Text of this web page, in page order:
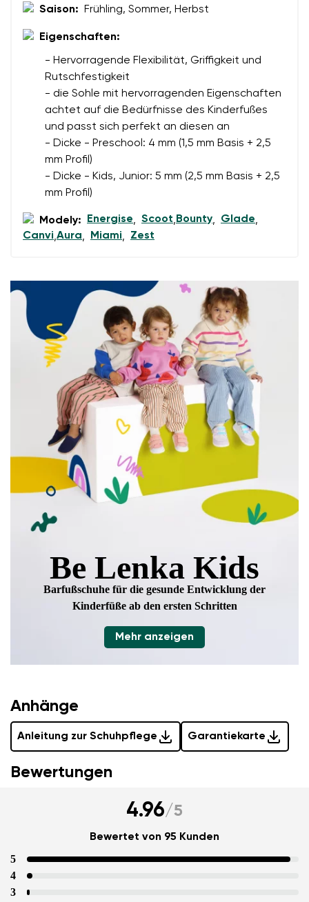
Lieferland auswählen
Sprache auswählen
Bestätigen
Saison: Frühling, Sommer, Herbst
Eigenschaften:
- Hervorragende Flexibilität, Griffigkeit und
Rutschfestigkeit
- die Sohle mit hervorragenden Eigenschaften
achtet auf die Bedürfnisse des Kinderfußes
und passt sich perfekt an diesen an
- Dicke - Preschool: 4 mm (1,5 mm Basis + 2,5
mm Profil)
- Dicke - Kids, Junior: 5 mm (2,5 mm Basis + 2,5
mm Profil)
Modely: Energise, Scoot, Bounty, Glade,
Canvi,Aura, Miami, Zest
Be Lenka Kids
Barfußschuhe für die gesunde Entwicklung der
Kinderfüße ab den ersten Schritten
Mehr anzeigen
Anhänge
Anleitung zur Schuhpflege Garantiekarte
Variante
Ich bin mit der Verarbeitung der eingegebenen
personenbezogenen Daten im Sinne von
Bewertungen
4.96/5
Bewertet von 95 Kunden
5
4
3
Bestellnummer
Textbewertung
Bewertung
Ich bin mit der Verarbeitung der eingegebenen
einverstanden.
Bewertung hinzufügen